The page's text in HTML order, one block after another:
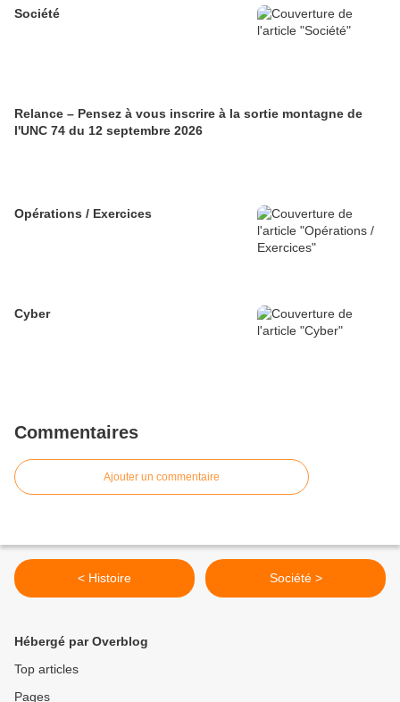
Société
Relance – Pensez à vous inscrire à la sortie montagne de
l'UNC 74 du 12 septembre 2026
Opérations / Exercices
Cyber
Commentaires
Ajouter un commentaire
< Histoire Société >
Hébergé par Overblog
Top articles
Pages